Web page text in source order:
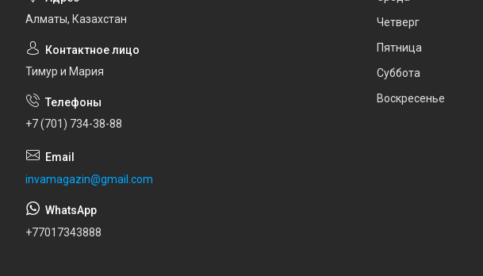
Алматы, Казахстан
Тимур и Мария
+7 (701) 734-38-88
invamagazin@gmail.com
+77017343888
Четверг
Пятница
Суббота
Воскресенье